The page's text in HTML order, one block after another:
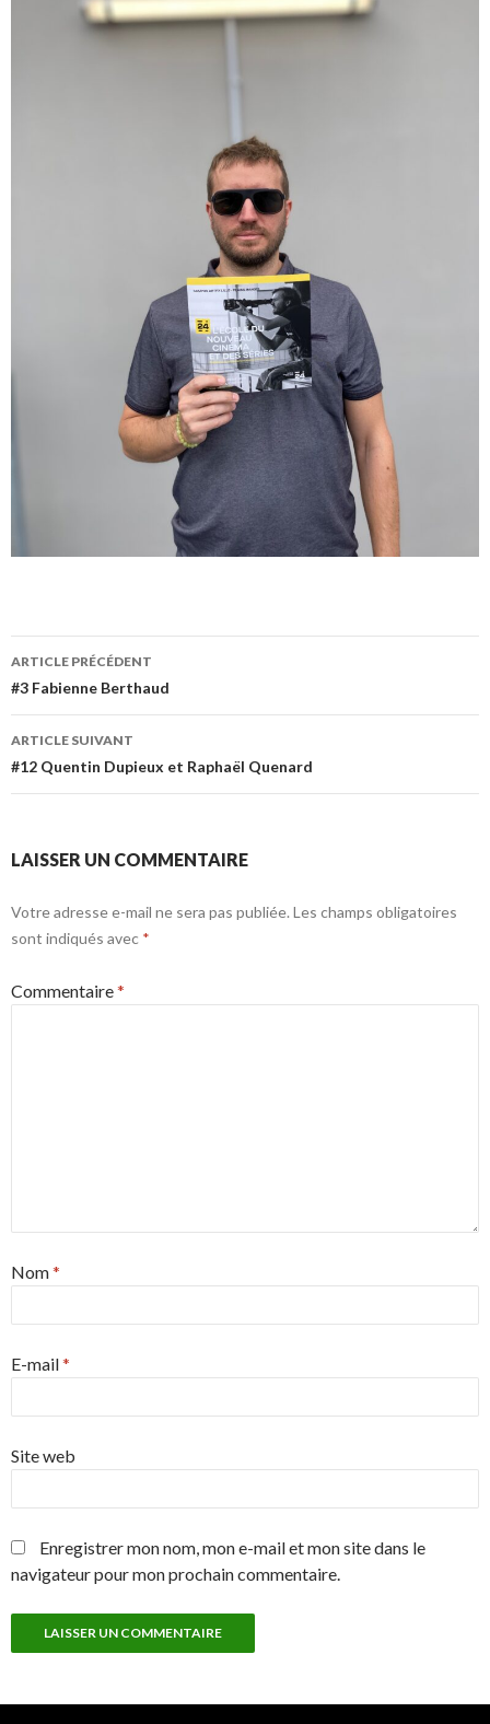
Navigation
des
articles
ARTICLE PRÉCÉDENT
#3 Fabienne Berthaud
ARTICLE SUIVANT
#12 Quentin Dupieux et Raphaël Quenard
LAISSER UN COMMENTAIRE
Votre adresse e-mail ne sera pas publiée. Les champs obligatoires
sont indiqués avec *
Commentaire*
Nom*
E-mail*
Site web
Enregistrer mon nom, mon e-mail et mon site dans le
navigateur pour mon prochain commentaire.